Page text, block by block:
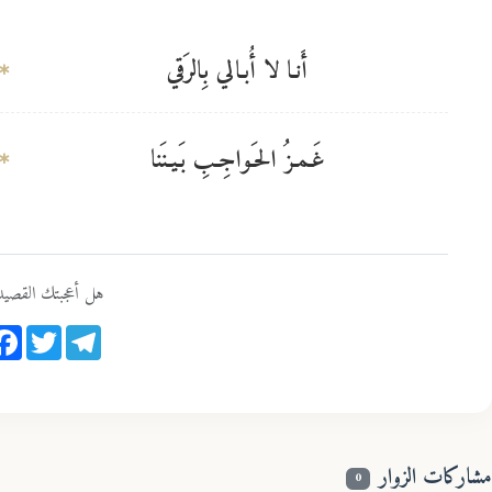
أَنـا لا أُبـالي بِالرَقي
غَـمـزُ الحَـواجِـبِ بَـيـنَنا
هل أعجبتك
TwitterTelegram
مشاركات الزوار 0